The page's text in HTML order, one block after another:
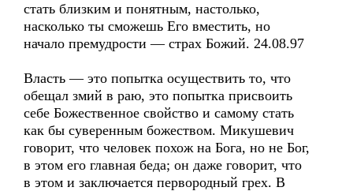
стать близким и понятным, настолько,
насколько ты сможешь Его вместить, но
начало премудрости — страх Божий. 24.08.97
Власть — это попытка осуществить то, что
обещал змий в раю, это попытка присвоить
себе Божественное свойство и самому стать
как бы суверенным божеством. Микушевич
говорит, что человек похож на Бога, но не Бог,
в этом его главная беда; он даже говорит, что
в этом и заключается первородный грех. В